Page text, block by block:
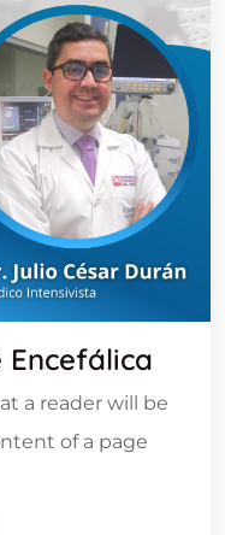
Encefálica
a reader will be
of a page